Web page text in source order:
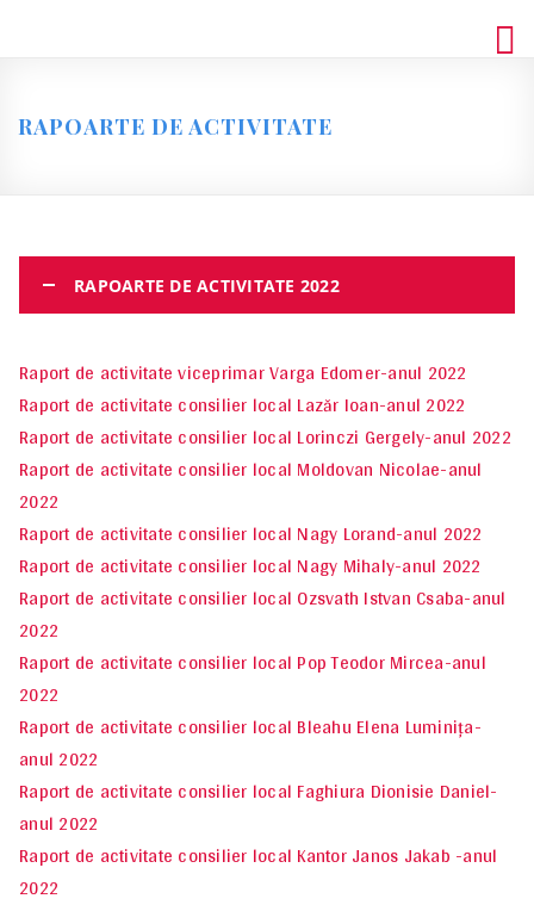
RAPOARTE DE ACTIVITATE
RAPOARTE DE ACTIVITATE 2022
Raport de activitate viceprimar Varga Edomer-anul 2022
Raport de activitate consilier local Lazăr Ioan-anul 2022
Raport de activitate consilier local Lorinczi Gergely-anul 2022
Raport de activitate consilier local Moldovan Nicolae-anul
2022
Raport de activitate consilier local Nagy Lorand-anul 2022
Raport de activitate consilier local Nagy Mihaly-anul 2022
Raport de activitate consilier local Ozsvath Istvan Csaba-anul
2022
Raport de activitate consilier local Pop Teodor Mircea-anul
2022
Raport de activitate consilier local Bleahu Elena Luminița-
anul 2022
Raport de activitate consilier local Faghiura Dionisie Daniel-
anul 2022
Raport de activitate consilier local Kantor Janos Jakab -anul
2022